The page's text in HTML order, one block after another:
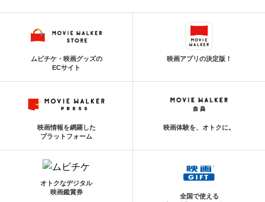
ムビチケ・映画グッズの
ECサイト
映画アプリの決定版！
映画情報を網羅した
プラットフォーム
映画体験を、オトクに。
オトクなデジタル
映画鑑賞券
全国で使える